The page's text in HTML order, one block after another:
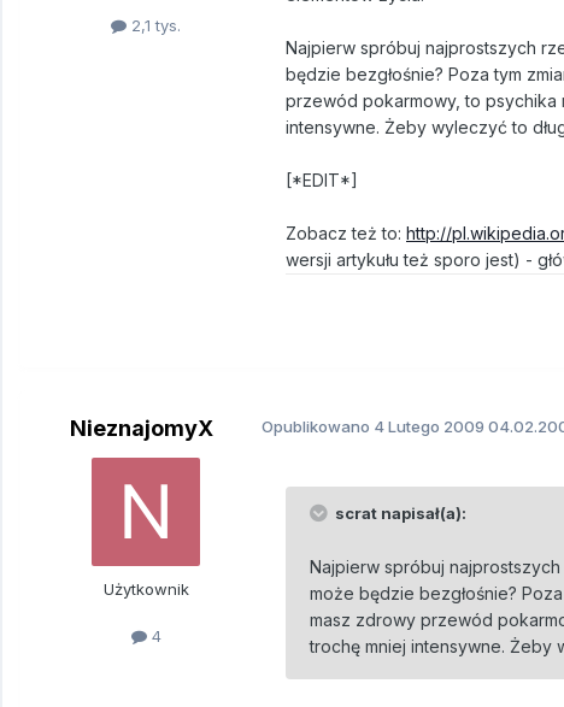
2,1 tys.
Najpierw spróbuj najprostszych
będzie bezgłośnie? Poza tym
przewód pokarmowy, to psychika
intensywne. Żeby wyleczyć to
[*EDIT*]
Zobacz też to: http://
wersji artykułu też sporo jest) -
NieznajomyX
Użytkownik
4
Opublikowano 4 Lutego 2009
scrat napisał(a):
Najpierw spróbuj
może będzie bezgłośnie?
masz zdrowy przewód
trochę mniej intensywne. Żeby